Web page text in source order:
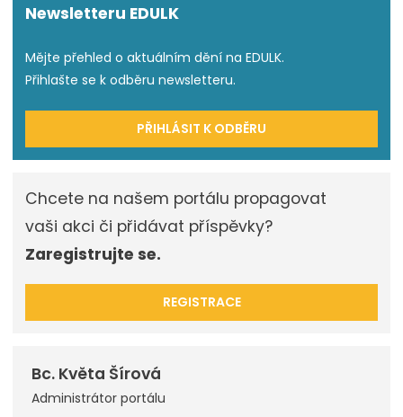
Newsletteru EDULK
Mějte přehled o aktuálním dění na EDULK.
Přihlašte se k odběru newsletteru.
PŘIHLÁSIT K ODBĚRU
Chcete na našem portálu propagovat
vaši akci či přidávat příspěvky?
Zaregistrujte se.
REGISTRACE
Bc. Květa Šírová
Administrátor portálu